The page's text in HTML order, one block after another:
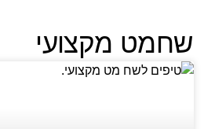
שחמט מקצועי